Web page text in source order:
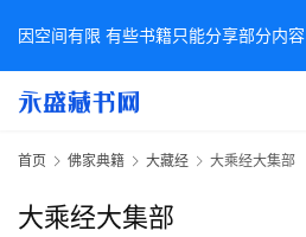
首页 佛家典籍 大藏经 大乘经大集部
大乘经大集部
因空间有限 有些书籍只能分享部分内容